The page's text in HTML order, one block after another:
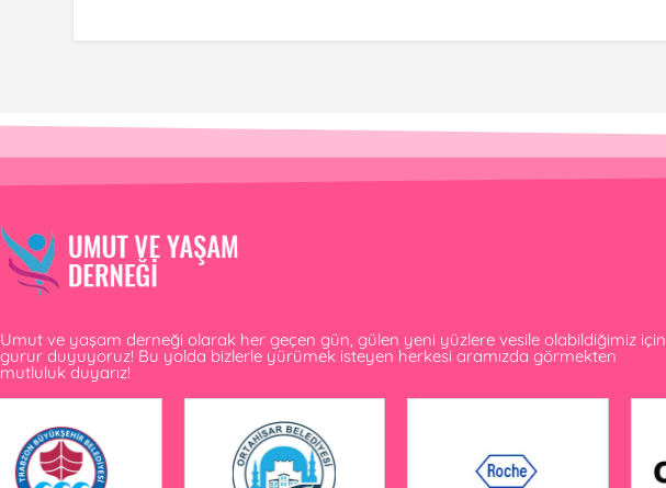
Umut ve yaşam derneği olarak her geçen gün, gülen yeni yüzlere vesile olabildiğimiz için
gurur duyuyoruz! Bu yolda bizlerle yürümek isteyen herkesi aramızda görmekten
mutluluk duyarız!